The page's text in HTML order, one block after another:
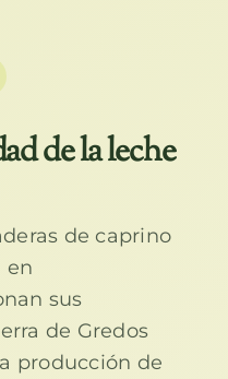
de la leche
de caprino
en
sus
de Gredos
producción de